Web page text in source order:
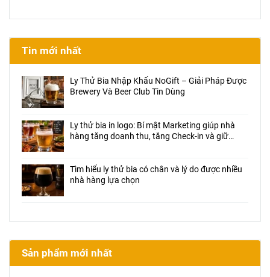
Tin mới nhất
Ly Thử Bia Nhập Khẩu NoGift – Giải Pháp Được
Brewery Và Beer Club Tin Dùng
Ly thử bia in logo: Bí mật Marketing giúp nhà
hàng tăng doanh thu, tăng Check-in và giữ
Tìm hiểu ly thử bia có chân và lý do được nhiều
nhà hàng lựa chọn
Sản phẩm mới nhất